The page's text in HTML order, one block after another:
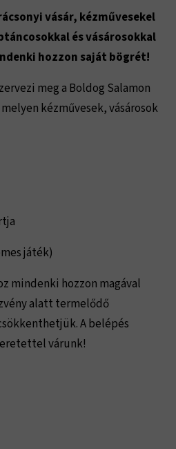
vásár, kézművesekel
és vásárosokkal
hozzon saját bögrét!
meg a Boldog Salamon
kézművesek, vásárosok
játék)
mindenki hozzon magával
alatt termelődő
A belépés
várunk!